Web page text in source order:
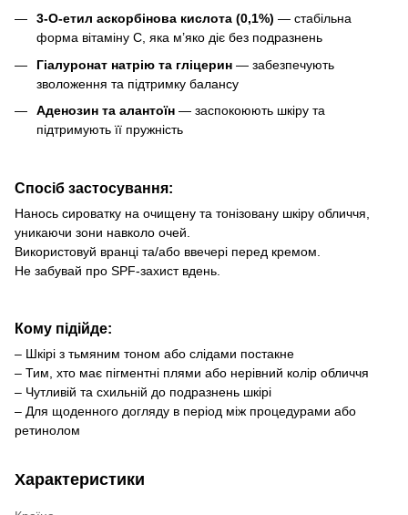
3-О-етил аскорбінова кислота (0,1%) — стабільна
форма вітаміну С, яка м’яко діє без подразнень
Гіалуронат натрію та гліцерин — забезпечують
зволоження та підтримку балансу
Аденозин та алантоїн — заспокоюють шкіру та
підтримують її пружність
Спосіб застосування:
Нанось сироватку на очищену та тонізовану шкіру обличчя,
уникаючи зони навколо очей.
Використовуй вранці та/або ввечері перед кремом.
Не забувай про SPF-захист вдень.
Кому підійде:
– Шкірі з тьмяним тоном або слідами постакне
– Тим, хто має пігментні плями або нерівний колір обличчя
– Чутливій та схильній до подразнень шкірі
– Для щоденного догляду в період між процедурами або
ретинолом
Характеристики